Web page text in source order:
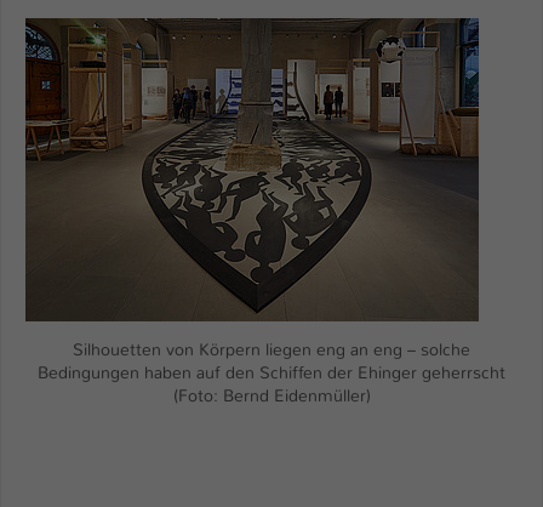
Show larger version
Silhouetten von Körpern liegen eng an eng – solche
Bedingungen haben auf den Schiffen der Ehinger geherrscht
(Foto: Bernd Eidenmüller)